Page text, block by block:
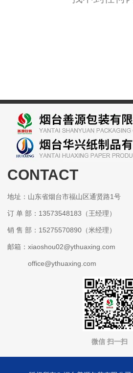
某某包装有限公司
CONTACT
地址：山东省烟台市福山区通贤路1号
订 单 部：13573548183（王经理）
销 售 部：15275570890（米经理）
邮箱：xiaoshou02@ythuaxing.com
office@ythuaxing.com
微信 扫一扫